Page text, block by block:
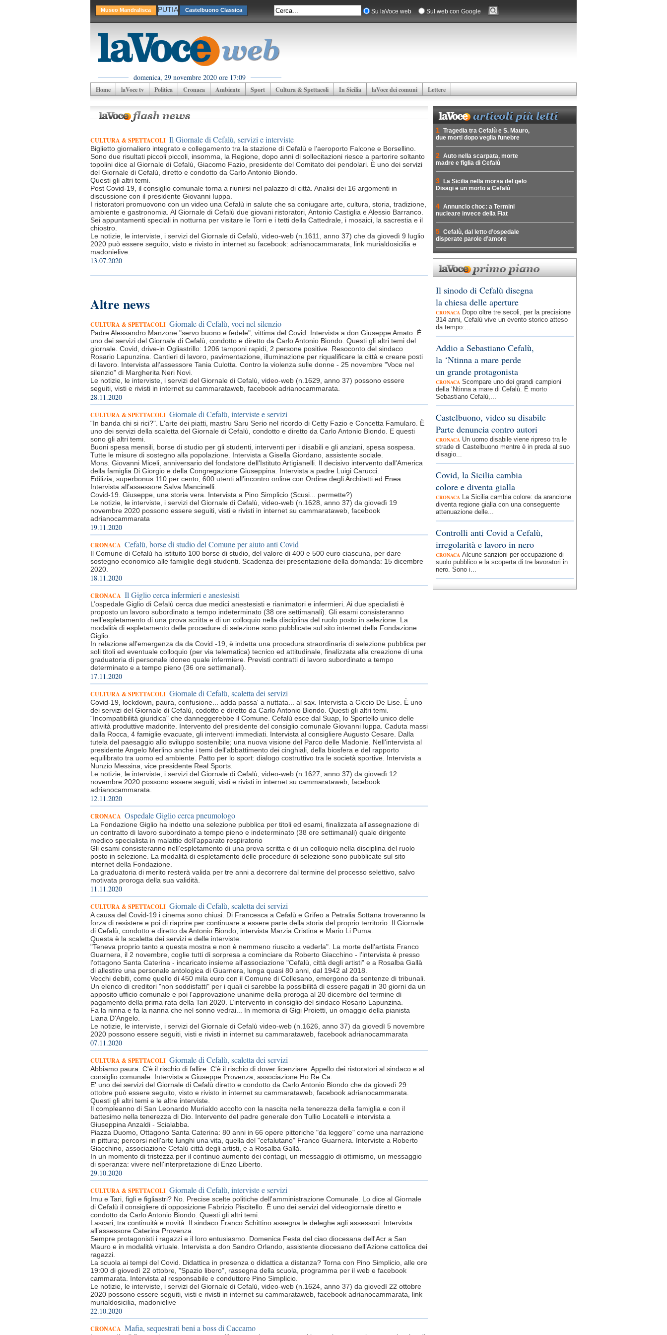
Museo Mandralisca PUTIA Castelbuono Classica Su laVoce web Sul web con Google
domenica, 29 novembre 2020 ore 17:09
Home laVoce tv Politica Cronaca Ambiente Sport Cultura & Spettacoli In Sicilia laVoce dei comuni Lettere
CULTURA & SPETTACOLI Il Giornale di Cefalù, servizi e interviste
Biglietto giornaliero integrato e collegamento tra la stazione di Cefalù e l'aeroporto Falcone e Borsellino.
Sono due risultati piccoli piccoli, insomma, la Regione, dopo anni di sollecitazioni riesce a partorire soltanto
topolini dice al Giornale di Cefalù, Giacomo Fazio, presidente del Comitato dei pendolari. È uno dei servizi
del Giornale di Cefalù, diretto e condotto da Carlo Antonio Biondo.
Questi gli altri temi.
Post Covid-19, il consiglio comunale torna a riunirsi nel palazzo di città. Analisi dei 16 argomenti in
discussione con il presidente Giovanni Iuppa.
I ristoratori promuovono con un video una Cefalù in salute che sa coniugare arte, cultura, storia, tradizione,
ambiente e gastronomia. Al Giornale di Cefalù due giovani ristoratori, Antonio Castiglia e Alessio Barranco.
Sei appuntamenti speciali in notturna per visitare le Torri e i tetti della Cattedrale, i mosaici, la sacrestia e il
chiostro.
Le notizie, le interviste, i servizi del Giornale di Cefalù, video-web (n.1611, anno 37) che da giovedì 9 luglio
2020 può essere seguito, visto e rivisto in internet su facebook: adrianocammarata, link murialdosicilia e
madonielive.
13.07.2020
Altre news
CULTURA & SPETTACOLI Giornale di Cefalù, voci nel silenzio
Padre Alessandro Manzone "servo buono e fedele", vittima del Covid. Intervista a don Giuseppe Amato. È
uno dei servizi del Giornale di Cefalù, condotto e diretto da Carlo Antonio Biondo. Questi gli altri temi del
giornale. Covid, drive-in Ogliastrillo: 1206 tamponi rapidi, 2 persone positive. Resoconto del sindaco
Rosario Lapunzina. Cantieri di lavoro, pavimentazione, illuminazione per riqualificare la città e creare posti
di lavoro. Intervista all’assessore Tania Culotta. Contro la violenza sulle donne - 25 novembre "Voce nel
silenzio" di Margherita Neri Novi.
Le notizie, le interviste, i servizi del Giornale di Cefalù, video-web (n.1629, anno 37) possono essere
seguiti, visti e rivisti in internet su cammarataweb, facebook adrianocammarata.
28.11.2020
CULTURA & SPETTACOLI Giornale di Cefalù, interviste e servizi
“In banda chi si rici?". L'arte dei piatti, mastru Saru Serio nel ricordo di Cetty Fazio e Concetta Famularo. È
uno dei servizi della scaletta del Giornale di Cefalù, condotto e diretto da Carlo Antonio Biondo. E questi
sono gli altri temi.
Buoni spesa mensili, borse di studio per gli studenti, interventi per i disabili e gli anziani, spesa sospesa.
Tutte le misure di sostegno alla popolazione. Intervista a Gisella Giordano, assistente sociale.
Mons. Giovanni Miceli, anniversario del fondatore dell'Istituto Artigianelli. Il decisivo intervento dall'America
della famiglia Di Giorgio e della Congregazione Giuseppina. Intervista a padre Luigi Carucci.
Edilizia, superbonus 110 per cento, 600 utenti all'incontro online con Ordine degli Architetti ed Enea.
Intervista all’assessore Salva Mancinelli.
Covid-19. Giuseppe, una storia vera. Intervista a Pino Simplicio (Scusi... permette?)
Le notizie, le interviste, i servizi del Giornale di Cefalù, video-web (n.1628, anno 37) da giovedì 19
novembre 2020 possono essere seguiti, visti e rivisti in internet su cammarataweb, facebook
adrianocammarata
19.11.2020
CRONACA Cefalù, borse di studio del Comune per aiuto anti Covid
Il Comune di Cefalù ha istituito 100 borse di studio, del valore di 400 e 500 euro ciascuna, per dare
sostegno economico alle famiglie degli studenti. Scadenza dei presentazione della domanda: 15 dicembre
2020.
18.11.2020
CRONACA Il Giglio cerca infermieri e anestesisti
L’ospedale Giglio di Cefalù cerca due medici anestesisti e rianimatori e infermieri. Ai due specialisti è
proposto un lavoro subordinato a tempo indeterminato (38 ore settimanali). Gli esami consisteranno
nell’espletamento di una prova scritta e di un colloquio nella disciplina del ruolo posto in selezione. La
modalità di espletamento delle procedure di selezione sono pubblicate sul sito internet della Fondazione
Giglio.
In relazione all’emergenza da da Covid -19, è indetta una procedura straordinaria di selezione pubblica per
soli titoli ed eventuale colloquio (per via telematica) tecnico ed attitudinale, finalizzata alla creazione di una
graduatoria di personale idoneo quale infermiere. Previsti contratti di lavoro subordinato a tempo
determinato e a tempo pieno (36 ore settimanali).
17.11.2020
CULTURA & SPETTACOLI Giornale di Cefalù, scaletta dei servizi
Covid-19, lockdown, paura, confusione... adda passa' a nuttata... al sax. Intervista a Ciccio De Lise. È uno
dei servizi del Giornale di Cefalù, codotto e diretto da Carlo Antonio Biondo. Questi gli altri temi.
“Incompatibilità giuridica" che danneggerebbe il Comune. Cefalù esce dal Suap, lo Sportello unico delle
attività produttive madonite. Intervento del presidente del consiglio comunale Giovanni Iuppa. Caduta massi
dalla Rocca, 4 famiglie evacuate, gli interventi immediati. Intervista al consigliere Augusto Cesare. Dalla
tutela del paesaggio allo sviluppo sostenibile; una nuova visione del Parco delle Madonie. Nell'intervista al
presidente Angelo Merlino anche i temi dell'abbattimento dei cinghiali, della biosfera e del rapporto
equilibrato tra uomo ed ambiente. Patto per lo sport: dialogo costruttivo tra le società sportive. Intervista a
Nunzio Messina, vice presidente Real Sports.
Le notizie, le interviste, i servizi del Giornale di Cefalù, video-web (n.1627, anno 37) da giovedì 12
novembre 2020 possono essere seguiti, visti e rivisti in internet su cammarataweb, facebook
adrianocammarata.
12.11.2020
CRONACA Ospedale Giglio cerca pneumologo
La Fondazione Giglio ha indetto una selezione pubblica per titoli ed esami, finalizzata all'assegnazione di
un contratto di lavoro subordinato a tempo pieno e indeterminato (38 ore settimanali) quale dirigente
medico specialista in malattie dell’apparato respiratorio
Gli esami consisteranno nell’espletamento di una prova scritta e di un colloquio nella disciplina del ruolo
posto in selezione. La modalità di espletamento delle procedure di selezione sono pubblicate sul sito
internet della Fondazione.
La graduatoria di merito resterà valida per tre anni a decorrere dal termine del processo selettivo, salvo
motivata proroga della sua validità.
11.11.2020
CULTURA & SPETTACOLI Giornale di Cefalù, scaletta dei servizi
A causa del Covid-19 i cinema sono chiusi. Di Francesca a Cefalù e Grifeo a Petralia Sottana troveranno la
forza di resistere e poi di riaprire per continuare a essere parte della storia del proprio territorio. Il Giornale
di Cefalù, condotto e diretto da Antonio Biondo, intervista Marzia Cristina e Mario Li Puma.
Questa è la scaletta dei servizi e delle interviste.
"Teneva proprio tanto a questa mostra e non è nemmeno riuscito a vederla". La morte dell'artista Franco
Guarnera, il 2 novembre, coglie tutti di sorpresa a cominciare da Roberto Giacchino - l'intervista è presso
l'ottagono Santa Caterina - incaricato insieme all'associazione "Cefalù, città degli artisti" e a Rosalba Gallà
di allestire una personale antologica di Guarnera, lunga quasi 80 anni, dal 1942 al 2018.
Vecchi debiti, come quello di 450 mila euro con il Comune di Collesano, emergono da sentenze di tribunali.
Un elenco di creditori "non soddisfatti" per i quali ci sarebbe la possibilità di essere pagati in 30 giorni da un
apposito ufficio comunale e poi l'approvazione unanime della proroga al 20 dicembre del termine di
pagamento della prima rata della Tari 2020. L’intervento in consiglio del sindaco Rosario Lapunzina.
Fa la ninna e fa la nanna che nel sonno vedrai... In memoria di Gigi Proietti, un omaggio della pianista
Liana D'Angelo.
Le notizie, le interviste, i servizi del Giornale di Cefalù video-web (n.1626, anno 37) da giovedì 5 novembre
2020 possono essere seguiti, visti e rivisti in internet su cammarataweb, facebook adrianocammarata
07.11.2020
CULTURA & SPETTACOLI Giornale di Cefalù, scaletta dei servizi
Abbiamo paura. C'è il rischio di fallire. C'è il rischio di dover licenziare. Appello dei ristoratori al sindaco e al
consiglio comunale. Intervista a Giuseppe Provenza, associazione Ho.Re.Ca.
E' uno dei servizi del Giornale di Cefalù diretto e condotto da Carlo Antonio Biondo che da giovedì 29
ottobre può essere seguito, visto e rivisto in internet su cammarataweb, facebook adrianocammarata.
Questi gli altri temi e le altre interviste.
Il compleanno di San Leonardo Murialdo accolto con la nascita nella tenerezza della famiglia e con il
battesimo nella tenerezza di Dio. Intervento del padre generale don Tullio Locatelli e intervista a
Giuseppina Anzaldi - Scialabba.
Piazza Duomo, Ottagono Santa Caterina: 80 anni in 66 opere pittoriche "da leggere" come una narrazione
in pittura; percorsi nell'arte lunghi una vita, quella del "cefalutano" Franco Guarnera. Interviste a Roberto
Giacchino, associazione Cefalù città degli artisti, e a Rosalba Gallà.
In un momento di tristezza per il continuo aumento dei contagi, un messaggio di ottimismo, un messaggio
di speranza: vivere nell'interpretazione di Enzo Liberto.
29.10.2020
CULTURA & SPETTACOLI Giornale di Cefalù, interviste e servizi
Imu e Tari, figli e figliastri? No. Precise scelte politiche dell'amministrazione Comunale. Lo dice al Giornale
di Cefalù il consigliere di opposizione Fabrizio Piscitello. È uno dei servizi del videogiornale diretto e
condotto da Carlo Antonio Biondo. Questi gli altri temi.
Lascari, tra continuità e novità. Il sindaco Franco Schittino assegna le deleghe agli assessori. Intervista
all’assessore Caterina Provenza.
Sempre protagonisti i ragazzi e il loro entusiasmo. Domenica Festa del ciao diocesana dell'Acr a San
Mauro e in modalità virtuale. Intervista a don Sandro Orlando, assistente diocesano dell’Azione cattolica dei
ragazzi.
La scuola ai tempi del Covid. Didattica in presenza o didattica a distanza? Torna con Pino Simplicio, alle ore
19:00 di giovedì 22 ottobre, "Spazio libero", rassegna della scuola, programma per il web e facebook
cammarata. Intervista al responsabile e conduttore Pino Simplicio.
Le notizie, le interviste, i servizi del Giornale di Cefalù, video-web (n.1624, anno 37) da giovedì 22 ottobre
2020 possono essere seguiti, visti e rivisti in internet su cammarataweb, facebook adrianocammarata, link
murialdosicilia, madonielive
22.10.2020
CRONACA Mafia, sequestrati beni a boss di Caccamo
1 Tragedia tra Cefalù e S. Mauro,
due morti dopo veglia funebre
2 Auto nella scarpata, morte
madre e figlia di Cefalù
3
La Sicilia nella morsa del gelo
Disagi e un morto a Cefalù
4 Annuncio choc: a Termini
nucleare invece della Fiat
5 Cefalù, dal letto d’ospedale
disperate parole d’amore
Il sinodo di Cefalù disegna
la chiesa delle aperture
CRONACA Dopo oltre tre secoli, per la precisione
314 anni, Cefalù vive un evento storico atteso
da tempo:...
Addio a Sebastiano Cefalù,
la ‘Ntinna a mare perde
un grande protagonista
CRONACA Scompare uno dei grandi campioni
della ‘Ntinna a mare di Cefalù. È morto
Sebastiano Cefalù,...
Castelbuono, video su disabile
Parte denuncia contro autori
CRONACA Un uomo disabile viene ripreso tra le
strade di Castelbuono mentre è in preda al suo
disagio...
Covid, la Sicilia cambia
colore e diventa gialla
CRONACA La Sicilia cambia colore: da arancione
diventa regione gialla con una conseguente
attenuazione delle...
Controlli anti Covid a Cefalù,
irregolarità e lavoro in nero
CRONACA Alcune sanzioni per occupazione di
suolo pubblico e la scoperta di tre lavoratori in
nero. Sono i...